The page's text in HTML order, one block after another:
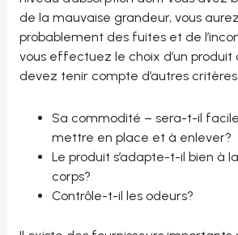
de la mauvaise grandeur, vous
probablement des fuites et de
vous effectuez le choix d’un produit
devez tenir compte d’autres
Sa commodité – sera-t-il
mettre en place et à enlever?
Le produit s’adapte-t-il bien à
corps?
Contrôle-t-il les odeurs?